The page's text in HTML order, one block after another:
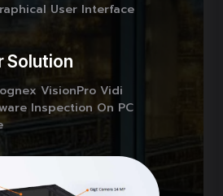
User Interface
Solution
VisionPro Vidi
Inspection On PC